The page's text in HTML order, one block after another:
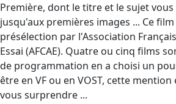
Première, dont le titre et le sujet
jusqu'aux premières images ... Ce
présélection par l'Association
Essai (AFCAE). Quatre ou cinq films
de programmation en a choisi un
être en VF ou en VOST, cette mention
vous surprendre ...